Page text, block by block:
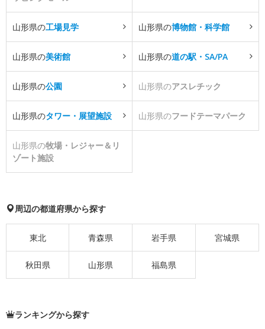
山形県の工場見学 山形県の博物館・科学館
山形県の美術館 山形県の道の駅・SA/PA
山形県の公園 山形県のアスレチック
山形県のタワー・展望施設 山形県のフードテーマパーク
山形県の牧場・レジャー＆リ
ゾート施設
周辺の都道府県から探す
東北 青森県 岩手県 宮城県
秋田県 山形県 福島県
ランキングから探す